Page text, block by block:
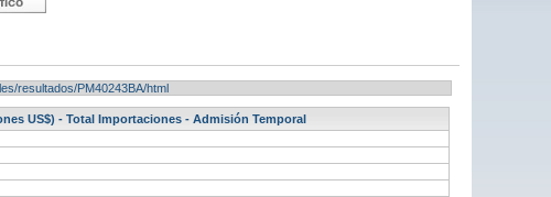
resultados/PM40243BA/html
US$) - Total Importaciones - Admisión Temporal